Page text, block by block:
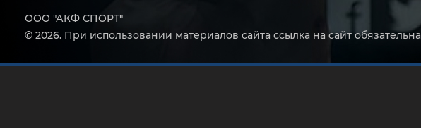
ООО "АКФ СПОРТ"
© 2026. При использовании материалов сайта ссылка на сайт обязательна